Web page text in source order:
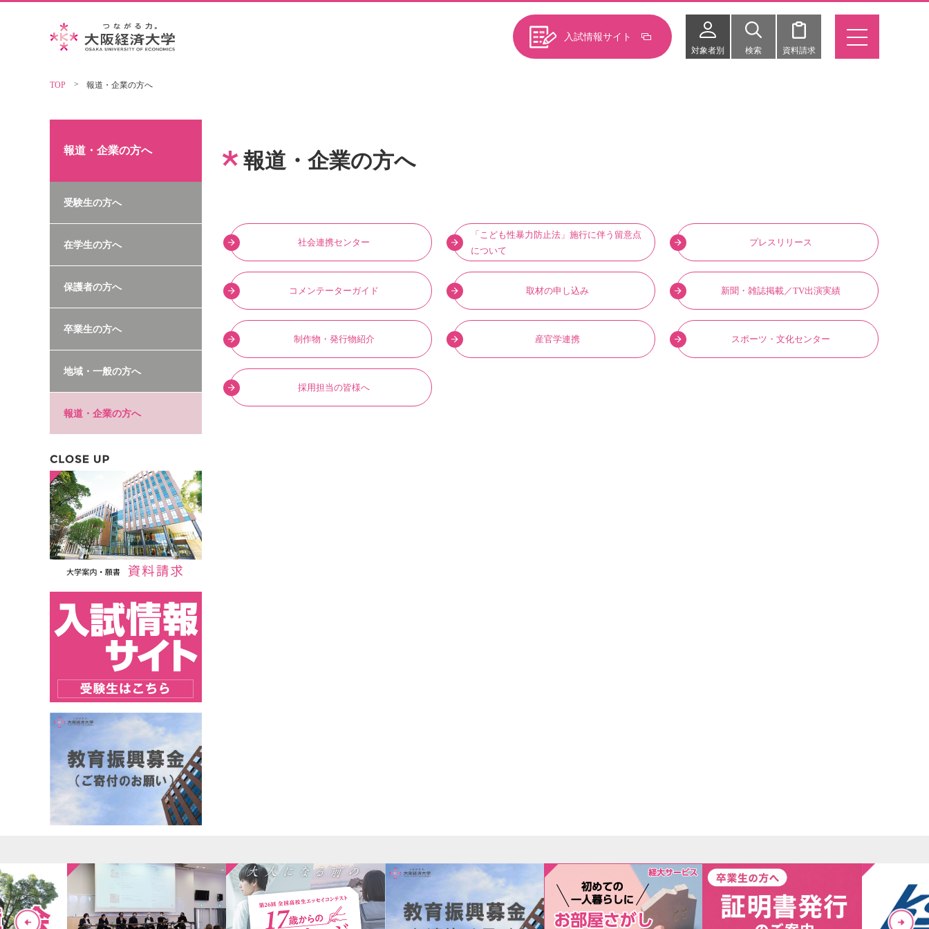
入試情報サイト
対象者別 検索 資料請求
TOP 報道・企業の方へ
報道・企業の方へ
社会連携センター
「こども性暴力防止法」施行に伴う留意点
について
プレスリリース
コメンテーターガイド 取材の申し込み 新聞・雑誌掲載／TV出演実績
制作物・発行物紹介 産官学連携 スポーツ・文化センター
採用担当の皆様へ
報道・企業の方へ
受験生の方へ
在学生の方へ
保護者の方へ
卒業生の方へ
地域・一般の方へ
報道・企業の方へ